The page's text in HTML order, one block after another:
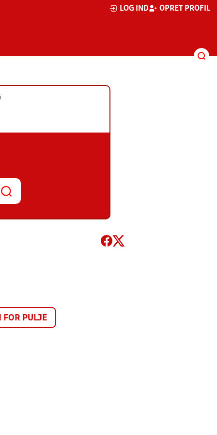
LOG IND OPRET PROFIL
PULJE